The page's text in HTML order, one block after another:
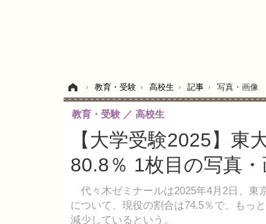
› 教育・受験 › 高校生 › 記事 › 写真・画像
【大学受験2025】
80.8％ 1枚目の写真・
代々木ゼミナールは2025年4月2日、東
について、現役の割合は74.5％で、もっ
減少しているという。
教育・受験 高校生